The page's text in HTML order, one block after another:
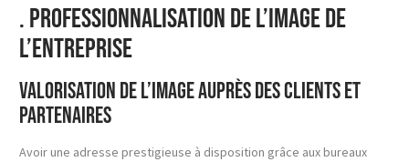
. Professionnalisation de l’Image de
l’Entreprise
Valorisation de l’image auprès des clients et
partenaires
Avoir une adresse prestigieuse à disposition grâce aux bureaux